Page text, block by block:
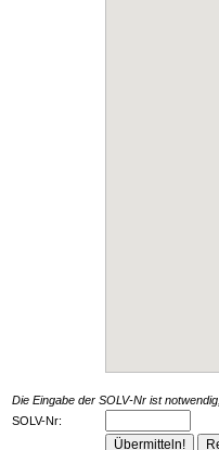
Die Eingabe der SOLV-Nr ist
SOLV-Nr: